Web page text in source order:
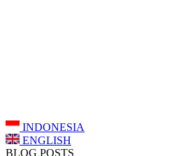
INDONESIA
ENGLISH
BLOG POSTS